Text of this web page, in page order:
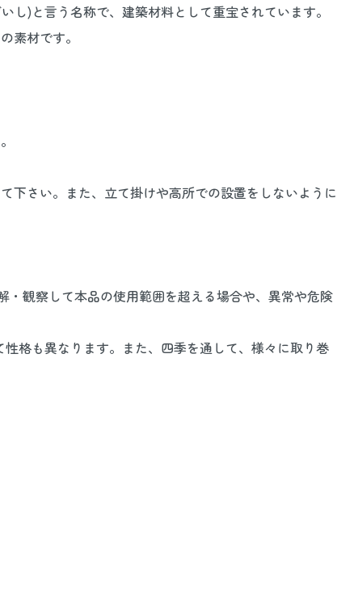
)と言う名称で、建築材料として重宝されています。
素材です。
下さい。また、立て掛けや高所での設置をしないように
観察して本品の使用範囲を超える場合や、異常や危険
格も異なります。また、四季を通して、様々に取り巻